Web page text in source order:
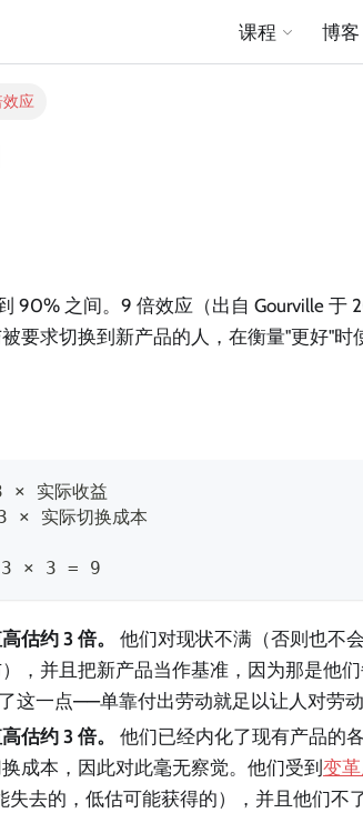
课程 博客
效应
90% 之间。9 倍效应（出自 Gourville 于
要求切换到新产品的人，在衡量"更好"时
× 实际收益
实际切换成本
3 × 3 = 9
估约 3 倍。
他们对现状不满（否则也不
，并且把新产品当作基准，因为那是他
这一点——单靠付出劳动就足以让人对劳
估约 3 倍。
他们已经内化了现有产品的
成本，因此对此毫无察觉。他们受到 变
去的，低估可能获得的），并且他们不